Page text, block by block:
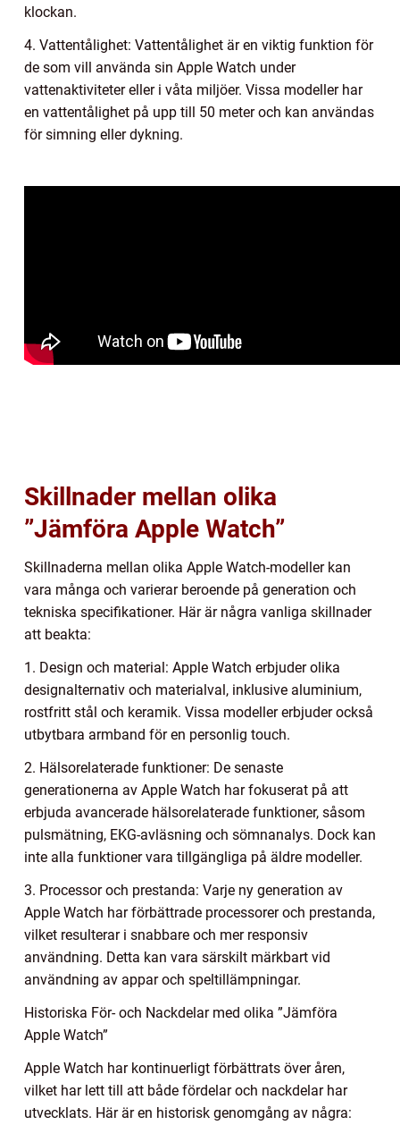
klockan.
4. Vattentålighet: Vattentålighet är en viktig funktion för
de som vill använda sin Apple Watch under
vattenaktiviteter eller i våta miljöer. Vissa modeller har
en vattentålighet på upp till 50 meter och kan användas
för simning eller dykning.
Skillnader mellan olika
”Jämföra Apple Watch”
Skillnaderna mellan olika Apple Watch-modeller kan
vara många och varierar beroende på generation och
tekniska specifikationer. Här är några vanliga skillnader
att beakta:
1. Design och material: Apple Watch erbjuder olika
designalternativ och materialval, inklusive aluminium,
rostfritt stål och keramik. Vissa modeller erbjuder också
utbytbara armband för en personlig touch.
2. Hälsorelaterade funktioner: De senaste
generationerna av Apple Watch har fokuserat på att
erbjuda avancerade hälsorelaterade funktioner, såsom
pulsmätning, EKG-avläsning och sömnanalys. Dock kan
inte alla funktioner vara tillgängliga på äldre modeller.
3. Processor och prestanda: Varje ny generation av
Apple Watch har förbättrade processorer och prestanda,
vilket resulterar i snabbare och mer responsiv
användning. Detta kan vara särskilt märkbart vid
användning av appar och speltillämpningar.
Historiska För- och Nackdelar med olika ”Jämföra
Apple Watch”
Apple Watch har kontinuerligt förbättrats över åren,
vilket har lett till att både fördelar och nackdelar har
utvecklats. Här är en historisk genomgång av några: